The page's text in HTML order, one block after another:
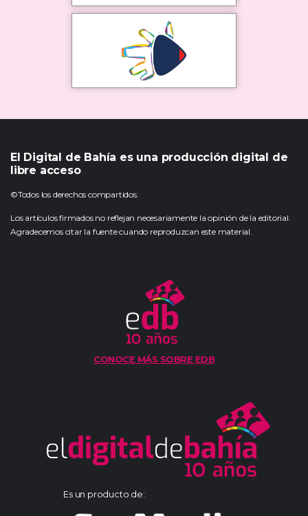
El Digital de Bahía es una producción digital de
libre acceso
©Todos los derechos compartidos.
Los artículos firmados no reflejan necesariamente la opinión de la editorial.
Agradecemos citar la fuente cuando reproduzcan este material.
CONOCE MÁS SOBRE EDB
Es un producto de: